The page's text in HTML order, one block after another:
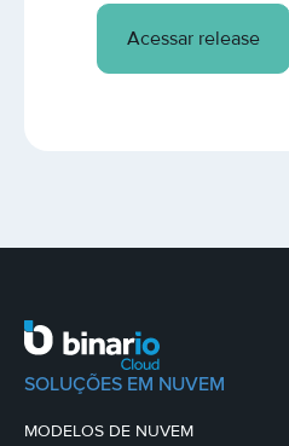
Acessar release
SOLUÇÕES EM NUVEM
MODELOS DE NUVEM